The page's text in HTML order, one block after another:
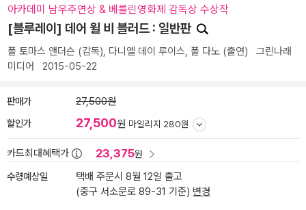
아카데미 남우주연상 & 베를린영화제 감독상 수상작
[블루레이] 데어 윌 비 블러드 : 일반판
폴 토마스 앤더슨 (감독), 다니엘 데이 루이스, 폴 다노 (출연) 그린나래
미디어
2015-05-22
판매가 27,500원
할인가 27,500원 마일리지 280원
카드최대혜택가 23,375원
수령예상일
택배 주문시 8월 12일 출고
(중구 서소문로 89-31 기준) 변경